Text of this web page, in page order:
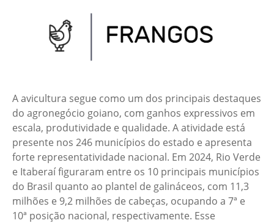
A avicultura segue como um dos principais destaques
do agronegócio goiano, com ganhos expressivos em
escala, produtividade e qualidade. A atividade está
presente nos 246 municípios do estado e apresenta
forte representatividade nacional. Em 2024, Rio Verde
e Itaberaí figuraram entre os 10 principais municípios
do Brasil quanto ao plantel de galináceos, com 11,3
milhões e 9,2 milhões de cabeças, ocupando a 7ª e
10ª posição nacional, respectivamente. Esse